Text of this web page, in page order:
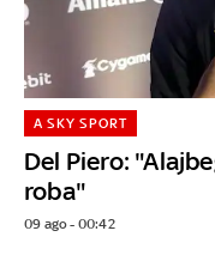
Del Piero:
roba"
A SKY SPORT
09 ago - 00:42